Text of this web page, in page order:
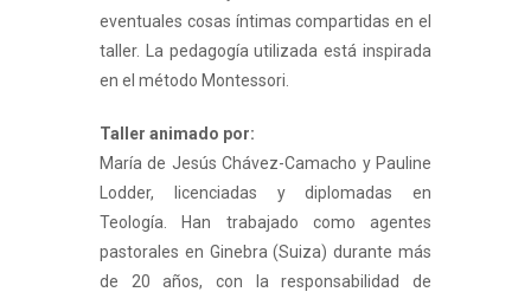
eventuales cosas íntimas compartidas en el
taller. La pedagogía utilizada está inspirada
en el método Montessori.
Taller animado por:
María de Jesús Chávez-Camacho y Pauline
Lodder, licenciadas y diplomadas en
Teología. Han trabajado como agentes
pastorales en Ginebra (Suiza) durante más
de 20 años, con la responsabilidad de